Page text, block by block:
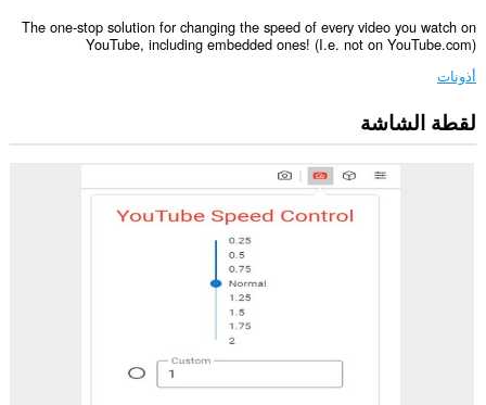
The one-stop solution for changing the speed of every video you watch on
YouTube, including embedded ones! (I.e. not on YouTube.com)
أذونات
يستطيع
هذا
لقطة الشاشة